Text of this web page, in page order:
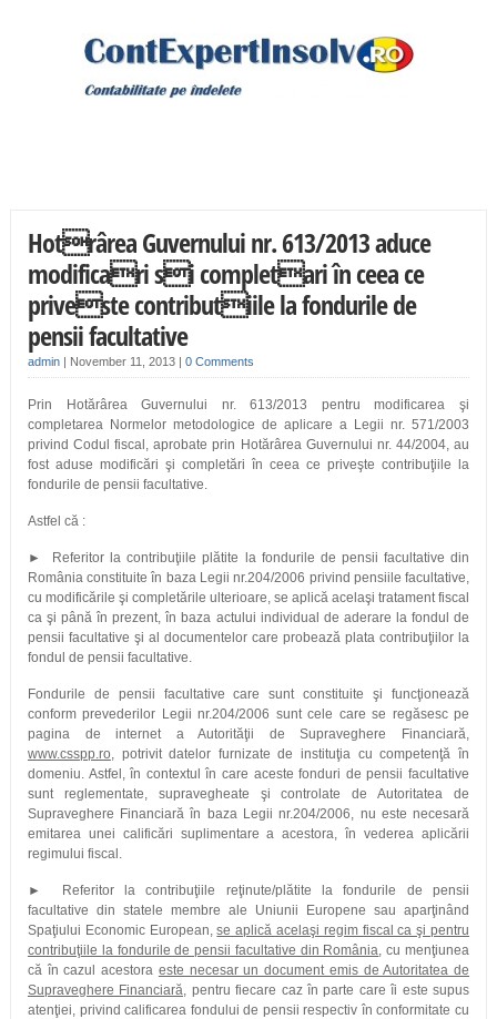
Hotrârea Guvernului nr. 613/2013 aduce
modificari si completari în ceea ce
priveste contributiile la fondurile de
pensii facultative
admin| November 11, 2013 | 0 Comments
Prin Hotărârea Guvernului nr. 613/2013 pentru modificarea şi
completarea Normelor metodologice de aplicare a Legii nr. 571/2003
privind Codul fiscal, aprobate prin Hotărârea Guvernului nr. 44/2004, au
fost aduse modificări şi completări în ceea ce priveşte contribuţiile la
fondurile de pensii facultative.
Astfel că :
► Referitor la contribuţiile plătite la fondurile de pensii facultative din
România constituite în baza Legii nr.204/2006 privind pensiile facultative,
cu modificările şi completările ulterioare, se aplică acelaşi tratament fiscal
ca şi până în prezent, în baza actului individual de aderare la fondul de
pensii facultative şi al documentelor care probează plata contribuţiilor la
fondul de pensii facultative.
Fondurile de pensii facultative care sunt constituite şi funcţionează
conform prevederilor Legii nr.204/2006 sunt cele care se regăsesc pe
pagina de internet a Autorităţii de Supraveghere Financiară,
www.csspp.ro, potrivit datelor furnizate de instituţia cu competenţă în
domeniu. Astfel, în contextul în care aceste fonduri de pensii facultative
sunt reglementate, supravegheate şi controlate de Autoritatea de
Supraveghere Financiară în baza Legii nr.204/2006, nu este necesară
emitarea unei calificări suplimentare a acestora, în vederea aplicării
regimului fiscal.
► Referitor la contribuţiile reţinute/plătite la fondurile de pensii
facultative din statele membre ale Uniunii Europene sau aparţinând
Spaţiului Economic European,se aplică acelaşi regim fiscal ca şi pentru
contribuţiile la fondurile de pensii facultative din România, cu menţiunea
că în cazul acestora este necesar un document emis de Autoritatea de
Supraveghere Financiară, pentru fiecare caz în parte care îi este supus
atenţiei, privind calificarea fondului de pensii respectiv în conformitate cu